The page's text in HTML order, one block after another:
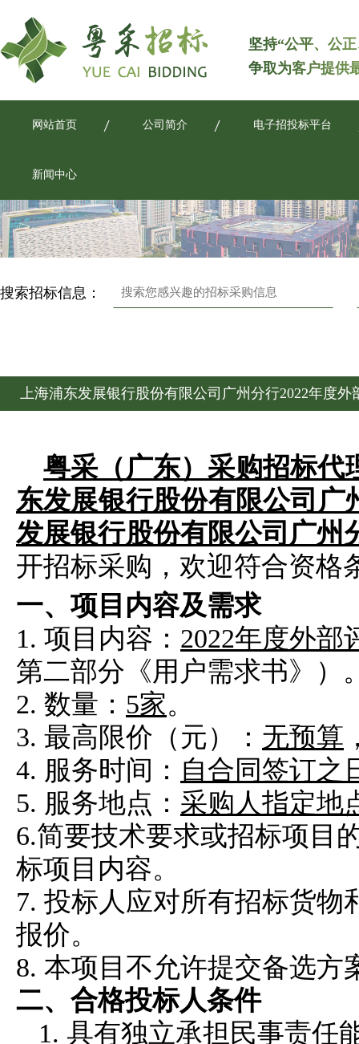
坚持“公平、公
争取为客户提供
网站首页 公司简介 电子招投标平台
新闻中心
搜索招标信息：
上海浦东发展银行股份有限公司广州分行2022年度
粤采（广东）采购招标代
东发展银行股份有限公司广
发展银行股份有限公司广州
开招标采购，欢迎符合资格
一、项目内容及需求
1. 项目内容： 2022年度外部
第二部分《用户需求书》）
2. 数量： 5家。
3. 最高限价（元）： 无预算
4. 服务时间： 自合同签订之
5. 服务地点： 采购人指定地
6.简要技术要求或招标项目
标项目内容。
7. 投标人应对所有招标货
报价。
8. 本项目不允许提交备选方
二、 合格投标人条件
1. 具有独立承担民事责任